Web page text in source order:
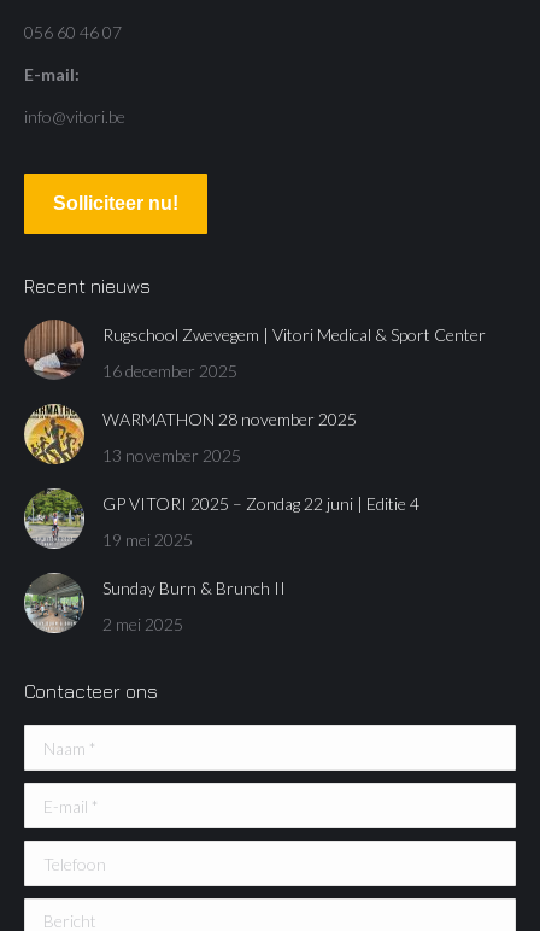
056 60 46 07
E-mail:
info@vitori.be
Solliciteer nu!
Recent nieuws
Rugschool Zwevegem | Vitori Medical & Sport Center
16 december 2025
WARMATHON 28 november 2025
13 november 2025
GP VITORI 2025 – Zondag 22 juni | Editie 4
19 mei 2025
Sunday Burn & Brunch II
2 mei 2025
Contacteer ons
Naam *
E-mail *
Telefoon
Bericht